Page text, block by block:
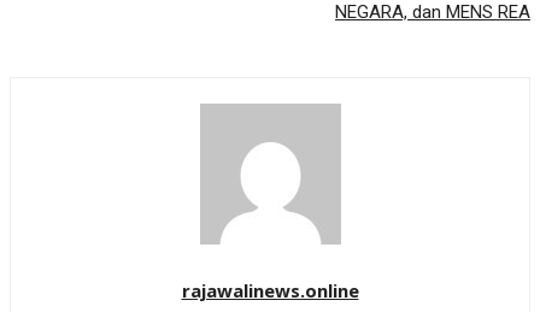
NEGARA, dan MENS REA
rajawalinews.online